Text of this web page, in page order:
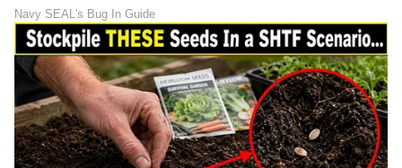
AH Ashwini HR
ಮಲೆನಾಡಿನ ಹೆಬ್ಬಾಗಿಲು ಶಿವಮೊಗ್ಗದ ಸ್ಥಳೀಯ ದಿನಪತ್ರಿಕೆ
'ಕ್ರಾಂತಿದೀಪ'ದಲ್ಲಿ ಉಪ ಸಂಪಾದಕಿಯಾಗಿ ವೃತ್ತಿ ಜೀವನ ಪ್ರಾರಂಭ.
ಪತ್ರಿಕೋದ್ಯಮದಲ್ಲಿ 14 ವರ್ಷಗಳ ಅನುಭವ. ರಾಜ್ಯಮಟ್ಟದ
ದಿನಪತ್ರಿಕೆಗಳಲ್ಲಿ ಹಾಗೂ ವೆಬ್‌ಸೈಟ್‌ಗಳಲ್ಲಿ ರಾಜಕೀಯ, ಮನರಂಜನೆ,
ಶಿಕ್ಷಣ, ಆರೋಗ್ಯ, ಟ್ರೆಂಡಿಂಗ್‌, ಲೈಫ್‌ಸ್ಟೈಲ್‌ ಕುರಿತಾದ ವಿಷಯಗಳ
ಲೇಖನಗಳನ್ನು ಬರೆದಿದ್ದೇನೆ.ಪ್ರಸ್ತುತ ಸುವರ್ಣ ಡಿಜಿಟಲ್‌ ತಂಡದ
ಭಾಗವಾಗಿ ವೃತ್ತಿ ಜೀವನ ಮುಂದುವರಿಸುತ್ತಿದ್ದೇನೆ.
ಜೀವನಶೈಲಿ